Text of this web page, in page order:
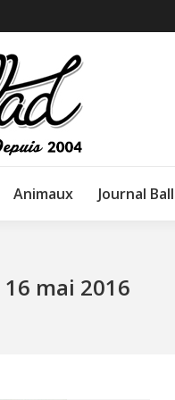
Animaux Journal
16 mai 2016